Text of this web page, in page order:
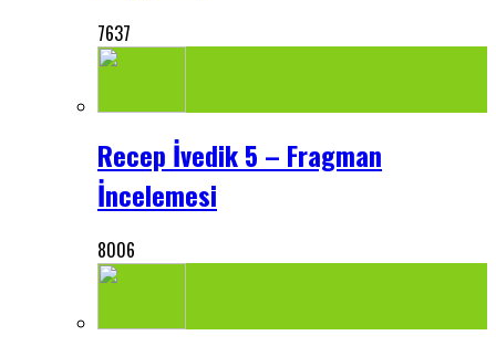
7637
Recep İvedik 5 – Fragman
İncelemesi
8006